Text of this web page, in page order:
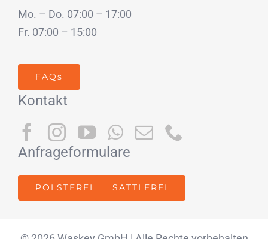
Mo. – Do. 07:00 – 17:00
Fr. 07:00 – 15:00
FAQs
Kontakt
Anfrageformulare
POLSTEREI SATTLEREI